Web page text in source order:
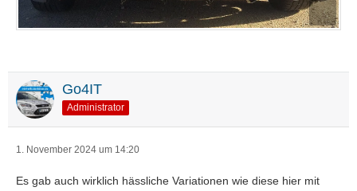
Go4IT
Administrator
1. November 2024 um 14:20
Es gab auch wirklich hässliche Variationen wie diese hier mit